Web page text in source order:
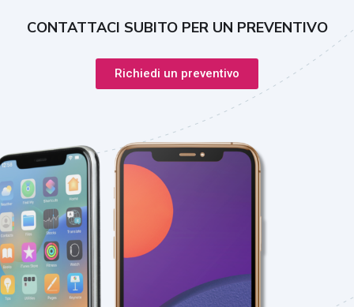
CONTATTACI SUBITO PER UN PREVENTIVO
Richiedi un preventivo